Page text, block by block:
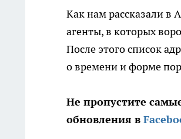
Как нам рассказали в
агенты, в которых
После этого список
о времени и форме
Не пропустите
обновления в